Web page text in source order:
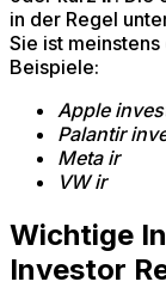
in der Regel
Sie ist
Beispiele:
Apple
Palantir
Meta ir
VW ir
Wichtige
Investor